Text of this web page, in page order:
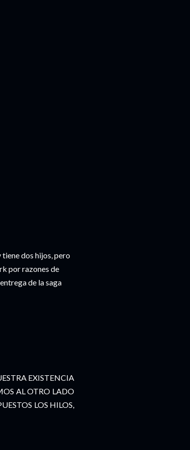
tiene dos hijos, pero
por razones de
de la saga
EXISTENCIA
AL OTRO LADO
LOS HILOS,